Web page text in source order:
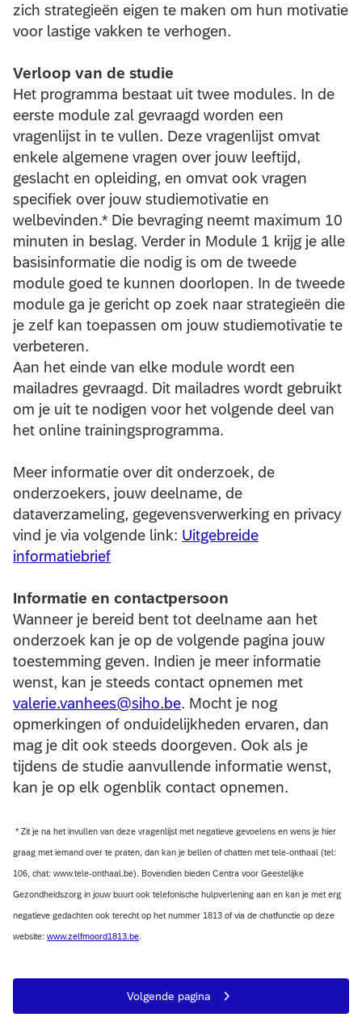
zich strategieën eigen te maken om hun motivatie
voor lastige vakken te verhogen.
Verloop van de studie
Het programma bestaat uit twee modules. In de
eerste module zal gevraagd worden een
vragenlijst in te vullen. Deze vragenlijst omvat
enkele algemene vragen over jouw leeftijd,
geslacht en opleiding, en omvat ook vragen
specifiek over jouw studiemotivatie en
welbevinden.* Die bevraging neemt maximum 10
minuten in beslag. Verder in Module 1 krijg je alle
basisinformatie die nodig is om de tweede
module goed te kunnen doorlopen. In de tweede
module ga je gericht op zoek naar strategieën die
je zelf kan toepassen om jouw studiemotivatie te
verbeteren.
Aan het einde van elke module wordt een
mailadres gevraagd. Dit mailadres wordt gebruikt
om je uit te nodigen voor het volgende deel van
het online trainingsprogramma.
Meer informatie over dit onderzoek, de
onderzoekers, jouw deelname, de
dataverzameling, gegevensverwerking en privacy
vind je via volgende link: Uitgebreide
informatiebrief
Informatie en contactpersoon
Wanneer je bereid bent tot deelname aan het
onderzoek kan je op de volgende pagina jouw
toestemming geven. Indien je meer informatie
wenst, kan je steeds contact opnemen met
valerie.vanhees@siho.be. Mocht je nog
opmerkingen of onduidelijkheden ervaren, dan
mag je dit ook steeds doorgeven. Ook als je
tijdens de studie aanvullende informatie wenst,
kan je op elk ogenblik contact opnemen.
* Zit je na het invullen van deze vragenlijst met negatieve gevoelens en wens je hier
graag met iemand over te praten, dan kan je bellen of chatten met tele-onthaal (tel:
106, chat: www.tele-onthaal.be). Bovendien bieden Centra voor Geestelijke
Gezondheidszorg in jouw buurt ook telefonische hulpverlening aan en kan je met erg
negatieve gedachten ook terecht op het nummer 1813 of via de chatfunctie op deze
website: www.zelfmoord1813.be.
Volgende pagina